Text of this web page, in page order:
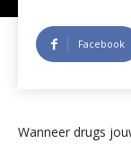
Facebook
Wanneer drugs